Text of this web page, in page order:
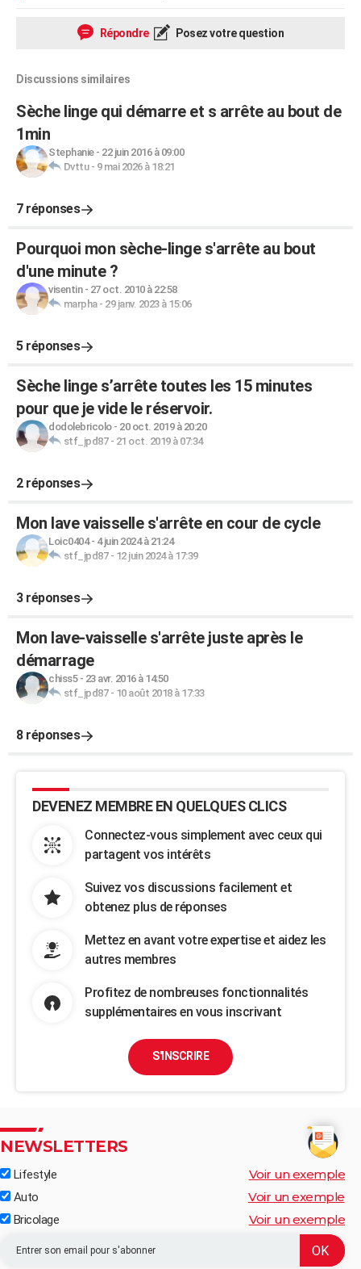
Répondre Posez votre question
Discussions similaires
Sèche linge qui démarre et s arrête au bout de
1min
Stephanie- 22 juin 2016 à 09:00
Dvttu- 9 mai 2026 à 18:21
7 réponses
Pourquoi mon sèche-linge s'arrête au bout
d'une minute ?
visentin- 27 oct. 2010 à 22:58
marpha- 29 janv. 2023 à 15:06
5 réponses
Sèche linge s’arrête toutes les 15 minutes
pour que je vide le réservoir.
dodolebricolo- 20 oct. 2019 à 20:20
stf_jpd87- 21 oct. 2019 à 07:34
2 réponses
Mon lave vaisselle s'arrête en cour de cycle
Loic0404- 4 juin 2024 à 21:24
stf_jpd87- 12 juin 2024 à 17:39
3 réponses
Mon lave-vaisselle s'arrête juste après le
démarrage
chiss5- 23 avr. 2016 à 14:50
stf_jpd87- 10 août 2018 à 17:33
8 réponses
DEVENEZ MEMBRE EN QUELQUES CLICS
Connectez-vous simplement avec ceux qui
partagent vos intérêts
Suivez vos discussions facilement et
obtenez plus de réponses
Mettez en avant votre expertise et aidez les
autres membres
Profitez de nombreuses fonctionnalités
supplémentaires en vous inscrivant
S'INSCRIRE
NEWSLETTERS
Lifestyle Voir un exemple
Auto Voir un exemple
Bricolage Voir un exemple